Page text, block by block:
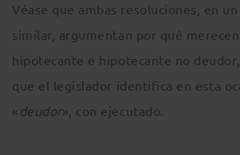
Véase que ambas resoluciones, en
similar, argumentan por qué
hipotecante e hipotecante no
que el legislador identifica en esta
« deudor», con ejecutado.